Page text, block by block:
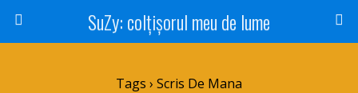
SuZy: colţişorul meu de lume
Tags › Scris De Mana